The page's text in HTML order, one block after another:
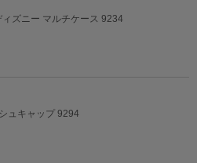
ズニー マルチケース 9234
ュキャップ 9294